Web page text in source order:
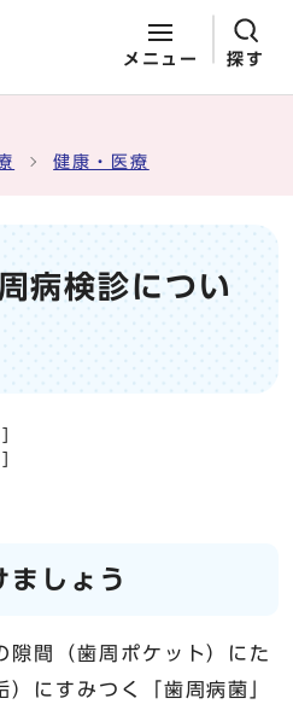
メニュー 探す
健康・医療
病検診につい
ましょう
隙間（歯周ポケット）にた
）にすみつく「歯周病菌」